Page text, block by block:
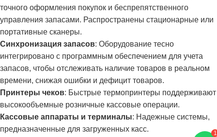
точного оформления покупок и беспрепятственного
управления запасами. Распространены стационарные или
портативные сканеры.
Синхронизация запасов: Оборудование тесно
интегрировано с программным обеспечением для учета
запасов, чтобы отслеживать наличие товаров в реальном
времени, снижая ошибки и дефицит товаров.
Принтеры чеков: Быстрые термопринтеры поддерживают
высокообъемные розничные кассовые операции.
Кассовые аппараты и терминалы: Надежные системы,
предназначенные для загруженных касс.